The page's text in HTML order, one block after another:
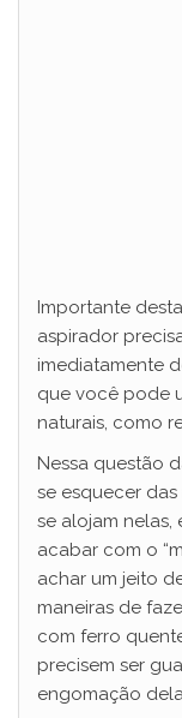
Importante
aspirador
imediatamente
que você pode
naturais, como
Nessa questão
se esquecer
se alojam nelas,
acabar com o
achar um jeito
maneiras de
com ferro
precisem ser
engomação